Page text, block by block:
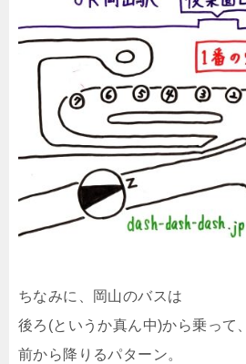
ちなみに、岡山のバスは
後ろ(というか真ん中)から乗って、
前から降りるパターン。